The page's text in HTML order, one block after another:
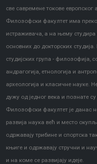
све савремене токове европског
Филозофски факултет има
истраживача, а на њему
основних до докторских
студијских група - филозофија,
андрагогија, етнологија и
археологија и класичне науке.
дужу од једног века и познате
Филозофски факултет је данас
развија наука већ и место
одржавају трибине и спортска
књиге и одржавају стручни и
и на коме се развијају идеје.